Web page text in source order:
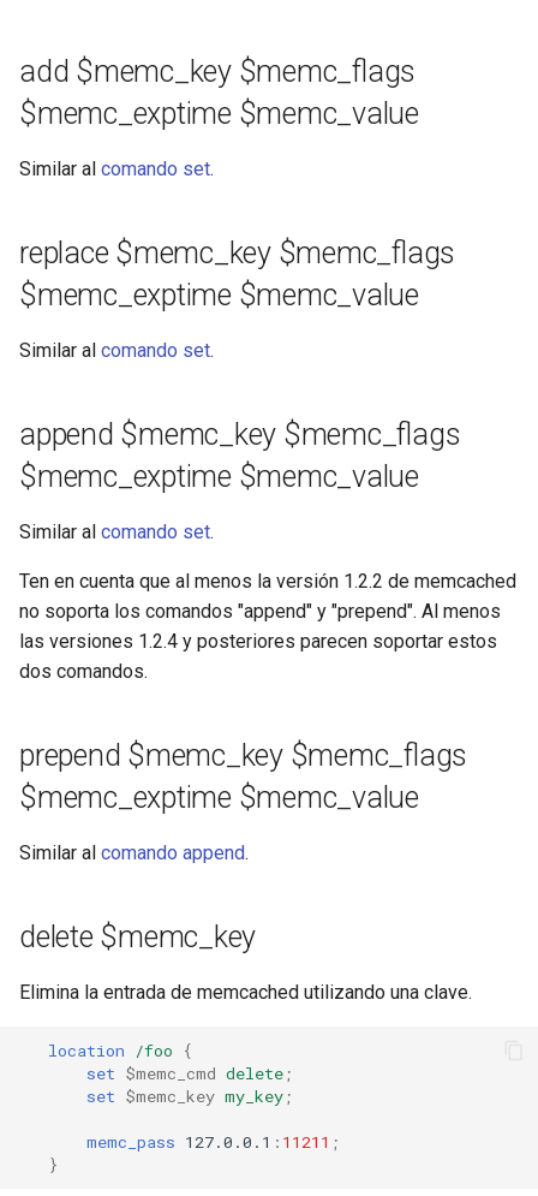
add $memc_key $memc_flags
$memc_exptime $memc_value
Similar al comando set.
replace $memc_key $memc_flags
$memc_exptime $memc_value
Similar al comando set.
append $memc_key $memc_flags
$memc_exptime $memc_value
Similar al comando set.
Ten en cuenta que al menos la versión 1.2.2 de memcached
no soporta los comandos "append" y "prepend". Al menos
las versiones 1.2.4 y posteriores parecen soportar estos
dos comandos.
prepend $memc_key $memc_flags
$memc_exptime $memc_value
Similar al comando append.
delete $memc_key
Elimina la entrada de memcached utilizando una clave.
location /foo
{
set $memc_cmd delete ;
set $memc_key my_key ;
memc_pass 127.0.0.1 : 11211 ;
}